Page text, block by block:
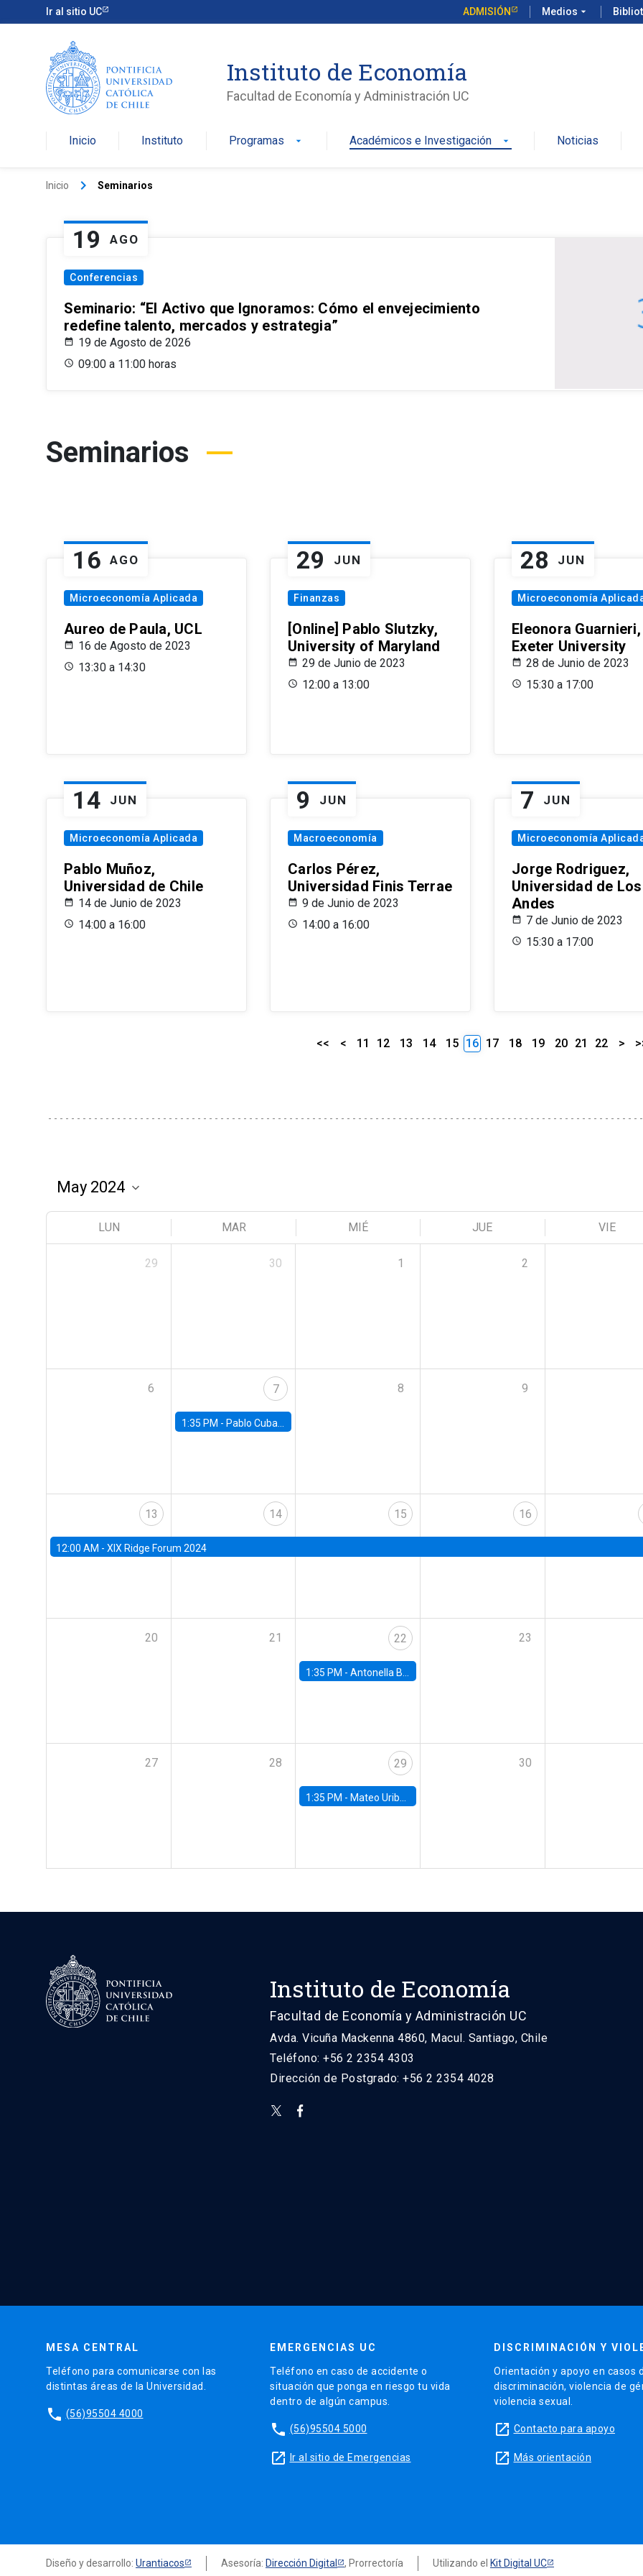
Ir al sitio UC ADMISIÓN Medios arrow_drop_down
Instituto de Economía
Facultad de Economía y Administración UC
Inicio Instituto Programas arrow_drop_down Académicos e Investigación arrow_drop_down Noticias
Inicio keyboard_arrow_right Seminarios
19 AGO
Conferencias
Seminario: “El Activo que Ignoramos: Cómo el envejecimiento
redefine talento, mercados y estrategia”
19 de Agosto de 2026
09:00 a 11:00 horas
Seminarios
16 AGO
Microeconomía Aplicada
Aureo de Paula, UCL
16 de Agosto de 2023
13:30 a 14:30
29 JUN
Finanzas
[Online] Pablo Slutzky,
University of Maryland
29 de Junio de 2023
12:00 a 13:00
28 JUN
Microeconomía
Eleonora Guarnieri,
Exeter University
28 de Junio de 2023
15:30 a 17:00
14 JUN
Microeconomía Aplicada
Pablo Muñoz,
Universidad de Chile
14 de Junio de 2023
14:00 a 16:00
9 JUN
Macroeconomía
Carlos Pérez,
Universidad Finis Terrae
9 de Junio de 2023
14:00 a 16:00
7 JUN
Microeconomía
Jorge Rodriguez,
Universidad de Los
Andes
7 de Junio de 2023
15:30 a 17:00
<< < 11 12 13 14 15 16 17 18 19 20 21 22 >
LUN MAR MIÉ JUE VIE
29 30 1 2
6 7
1:35 PM - Pablo Cuba, FED Board
8 9
13
12:00 AM - XIX Ridge Forum 2024
14 15 16
20 21 22
1:35 PM -Antonella Bancalari, Institute for Fiscal Studies (IFS) and Research Associate at University College London (UCL)
23
27 28 29
1:35 PM - Mateo Uribe-Castro, Universidad de los Andes (Colombia)
30
Instituto de Economía
Facultad de Economía y Administración UC
Avda. Vicuña Mackenna 4860, Macul. Santiago, Chile
Teléfono: +56 2 2354 4303
Dirección de Postgrado: +56 2 2354 4028
MESA CENTRAL
Teléfono para comunicarse con las
distintas áreas de la Universidad.
phone (56)95504 4000
EMERGENCIAS UC
Teléfono en caso de accidente o
situación que ponga en riesgo tu vida
dentro de algún campus.
phone (56)95504 5000
launch Ir al sitio de Emergencias
DISCRIMINACIÓN Y
Orientación y apoyo en casos
discriminación, violencia de
violencia sexual.
launch Contacto para apoyo
launch Más orientación
Diseño y desarrollo: Urantiacos Asesoría: Dirección Digital , Prorrectoría Utilizando el Kit Digital UC